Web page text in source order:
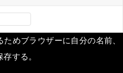
めブラウザーに自分の名前、
する。